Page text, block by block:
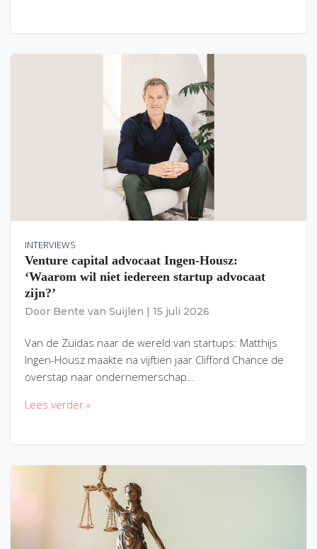
INTERVIEWS
Venture capital advocaat Ingen-Housz:
‘Waarom wil niet iedereen startup advocaat
zijn?’
Door Bente van Suijlen 15 juli 2026
Van de Zuidas naar de wereld van startups: Matthijs
Ingen-Housz maakte na vijftien jaar Clifford Chance de
overstap naar ondernemerschap…
Lees verder »